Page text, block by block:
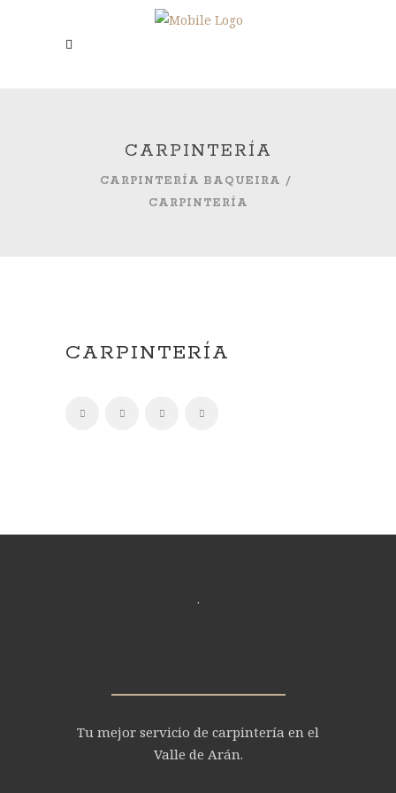
CARPINTERÍA
CARPINTERÍA BAQUEIRA /
CARPINTERÍA
CARPINTERÍA
.
Tu mejor servicio de carpintería en el
Valle de Arán.